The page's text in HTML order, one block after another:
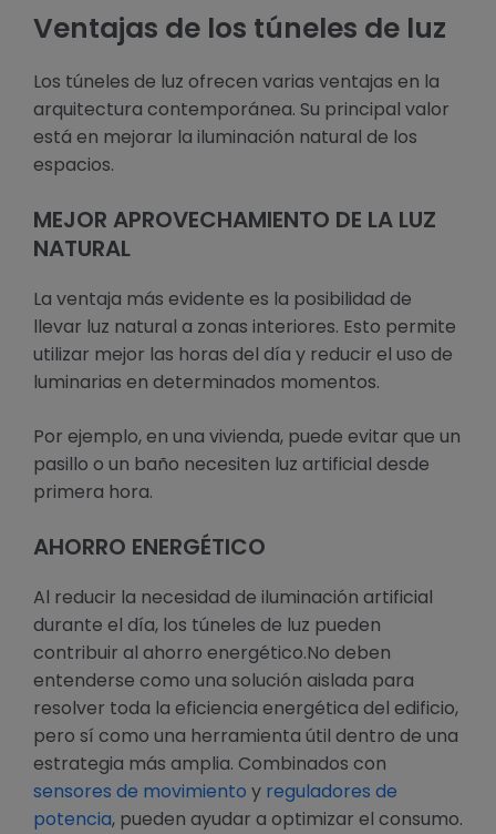
Ventajas de los túneles de luz
Los túneles de luz ofrecen varias ventajas en la
arquitectura contemporánea. Su principal valor
está en mejorar la iluminación natural de los
espacios.
MEJOR APROVECHAMIENTO DE LA LUZ
NATURAL
La ventaja más evidente es la posibilidad de
llevar luz natural a zonas interiores. Esto permite
utilizar mejor las horas del día y reducir el uso de
luminarias en determinados momentos.
Por ejemplo, en una vivienda, puede evitar que un
pasillo o un baño necesiten luz artificial desde
primera hora.
AHORRO ENERGÉTICO
Al reducir la necesidad de iluminación artificial
durante el día, los túneles de luz pueden
contribuir al ahorro energético.No deben
entenderse como una solución aislada para
resolver toda la eficiencia energética del edificio,
pero sí como una herramienta útil dentro de una
estrategia más amplia. Combinados con
sensores de movimiento y reguladores de
potencia, pueden ayudar a optimizar el consumo.